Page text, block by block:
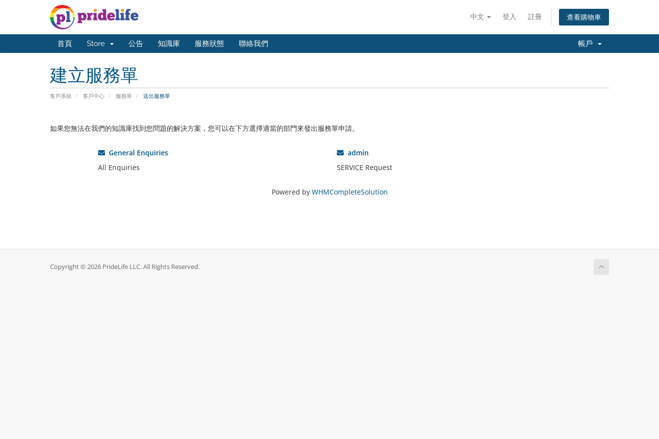
中文 登入 註冊 查看購物車
首頁 Store 公告 知識庫 服務狀態 聯絡我們 帳戶
建立服務單
客戶系統 客戶中心 服務單 送出服務單
如果您無法在我們的知識庫找到您問題的解決方案，您可以在下方選擇適當的部門來發出服務單申請。
General Enquiries
All Enquiries
admin
SERVICE Request
Powered by WHMCompleteSolution
Copyright © 2026 PrideLife LLC. All Rights Reserved.